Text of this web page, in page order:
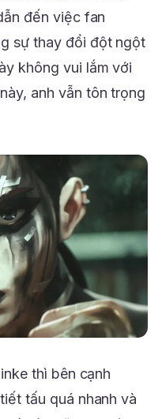
đến việc fan
sự thay đổi đột ngột
không vui lắm với
anh vẫn tôn trọng
thì bên cạnh
tấu quá nhanh và